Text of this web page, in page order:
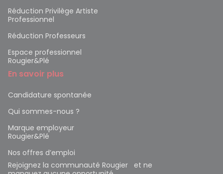
Réduction Privilège Artiste
Professionnel
Réduction Professeurs
Espace professionnel
Rougier&Plé
En savoir plus
Candidature spontanée
Qui sommes-nous ?
Marque employeur
Rougier&Plé
Nos offres d’emploi
Rejoignez la communauté Rougier et ne